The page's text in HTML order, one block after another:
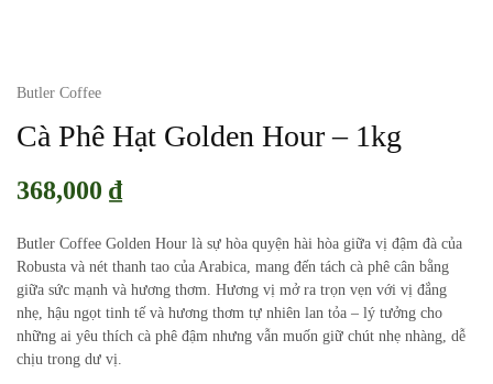
Butler Coffee
Cà Phê Hạt Golden Hour – 1kg
368,000 ₫
Butler Coffee Golden Hour là sự hòa quyện hài hòa giữa vị đậm đà của
Robusta và nét thanh tao của Arabica, mang đến tách cà phê cân bằng
giữa sức mạnh và hương thơm. Hương vị mở ra trọn vẹn với vị đắng
nhẹ, hậu ngọt tinh tế và hương thơm tự nhiên lan tỏa – lý tưởng cho
những ai yêu thích cà phê đậm nhưng vẫn muốn giữ chút nhẹ nhàng, dễ
chịu trong dư vị.